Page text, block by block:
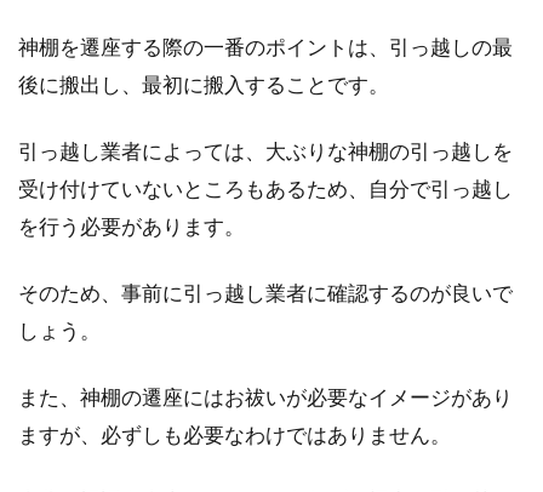
神棚を遷座する際の一番のポイントは、引っ越しの最
後に搬出し、最初に搬入することです。
引っ越し業者によっては、大ぶりな神棚の引っ越しを
受け付けていないところもあるため、自分で引っ越し
を行う必要があります。
そのため、事前に引っ越し業者に確認するのが良いで
しょう。
また、神棚の遷座にはお祓いが必要なイメージがあり
ますが、必ずしも必要なわけではありません。